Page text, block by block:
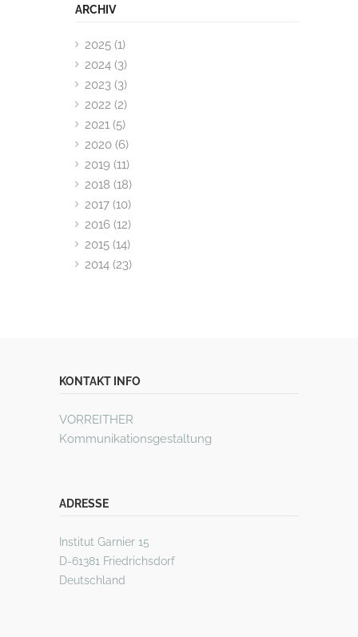
ARCHIV
2025 (1)
2024 (3)
2023 (3)
2022 (2)
2021 (5)
2020 (6)
2019 (11)
2018 (18)
2017 (10)
2016 (12)
2015 (14)
2014 (23)
KONTAKT INFO
VORREITHER
Kommunikationsgestaltung
ADRESSE
Institut Garnier 15
D-61381 Friedrichsdorf
Deutschland